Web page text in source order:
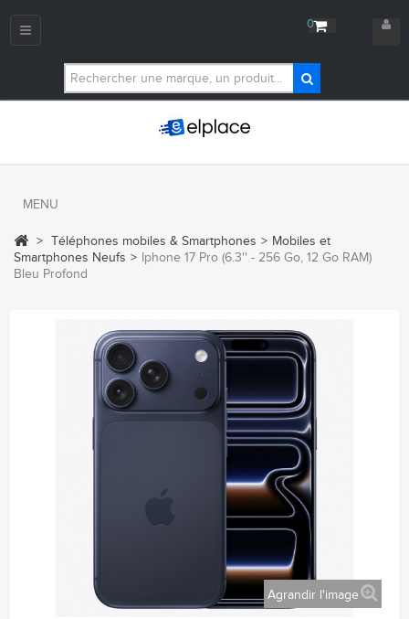
0
Navigation
MENU
> Téléphones mobiles & Smartphones > Mobiles et
Smartphones Neufs > Iphone 17 Pro (6.3'' - 256 Go, 12 Go RAM)
Bleu Profond
Agrandir l'image